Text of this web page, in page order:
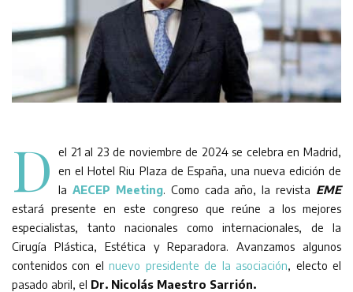
D
el 21 al 23 de noviembre de 2024 se celebra en Madrid,
en el Hotel Riu Plaza de España, una nueva edición de
laAECEP Meeting. Como cada año, la revista EME
estará presente en este congreso que reúne a los mejores
especialistas, tanto nacionales como internacionales, de la
Cirugía Plástica, Estética y Reparadora. Avanzamos algunos
contenidos con elnuevo presidente de la asociación, electo el
pasado abril, el Dr. Nicolás Maestro Sarrión.